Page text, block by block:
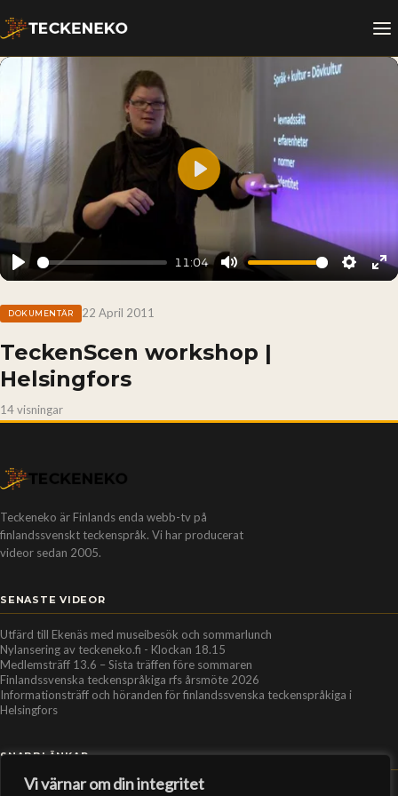
Vi värnar om din integritet
Play
11:04
Mute
Play
DOKUMENTÄR 22 April 2011
TeckenScen workshop |
Helsingfors
14 visningar
Teckeneko är Finlands enda webb-tv på
finlandssvenskt teckenspråk. Vi har producerat
videor sedan 2005.
SENASTE VIDEOR
Utfärd till Ekenäs med museibesök och sommarlunch
Nylansering av teckeneko.fi - Klockan 18.15
Medlemsträff 13.6 – Sista träffen före sommaren
Finlandssvenska teckenspråkiga rfs årsmöte 2026
Informationsträff och höranden för finlandssvenska teckenspråkiga i
Helsingfors
SNABBLÄNKAR